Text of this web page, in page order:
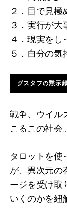
２．目で見極
３．実行が大
４．現実をし
５．自分の気
グスタフの黙示
戦争、ウイル
こるこの社会。
タロットを使
が、異次元の
ージを受け取
いくのかを紐